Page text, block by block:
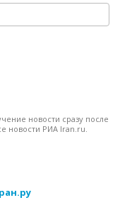
новости сразу после
новости РИА Iran.ru.